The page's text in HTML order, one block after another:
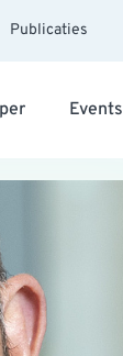
Publicaties
Events